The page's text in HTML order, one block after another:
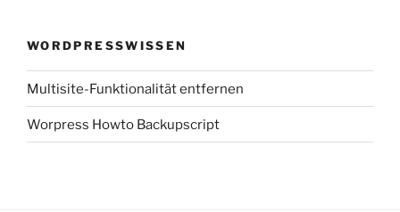
WORDPRESSWISSEN
Multisite-Funktionalität entfernen
Worpress Howto Backupscript